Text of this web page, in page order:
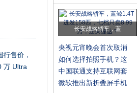
售价，
万 Ultra
长安战略轿车，蓝
央视元宵晚会首次取消
如何选择拍照手机？这
中国联通支持互联网套
微软推出新折叠屏手机